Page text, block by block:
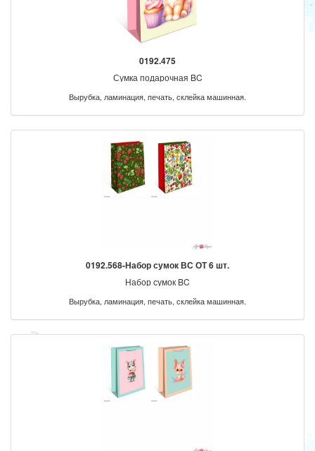
0192.475
Сумка подарочная BC
Вырубка, ламинация, печать, склейка машинная.
0192.568-Набор сумок ВС ОТ 6 шт.
Набор сумок BC
Вырубка, ламинация, печать, склейка машинная.